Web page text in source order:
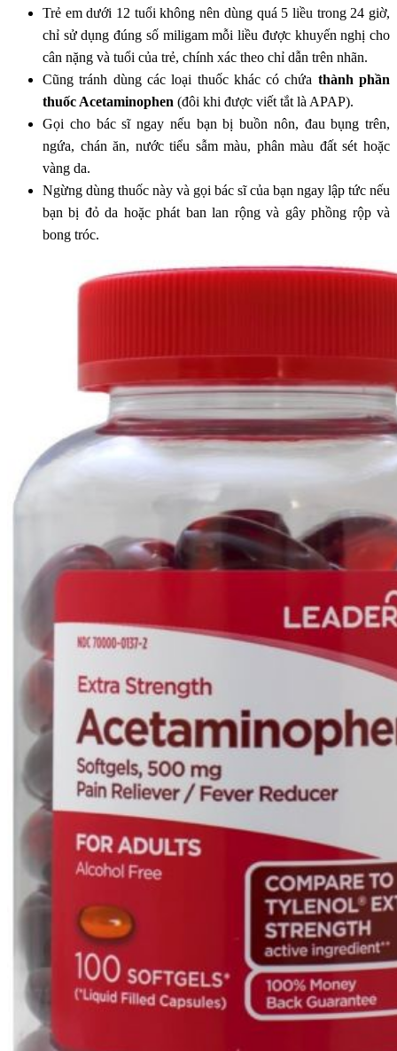
Trẻ em dưới 12 tuổi không nên dùng quá 5 liều trong 24 giờ,
chỉ sử dụng đúng số miligam mỗi liều được khuyến nghị cho
cân nặng và tuổi của trẻ, chính xác theo chỉ dẫn trên nhãn.
Cũng tránh dùng các loại thuốc khác có chứa thành phần
thuốc Acetaminophen (đôi khi được viết tắt là APAP).
Gọi cho bác sĩ ngay nếu bạn bị buồn nôn, đau bụng trên,
ngứa, chán ăn, nước tiểu sẫm màu, phân màu đất sét hoặc
vàng da.
Ngừng dùng thuốc này và gọi bác sĩ của bạn ngay lập tức nếu
bạn bị đỏ da hoặc phát ban lan rộng và gây phồng rộp và
bong tróc.